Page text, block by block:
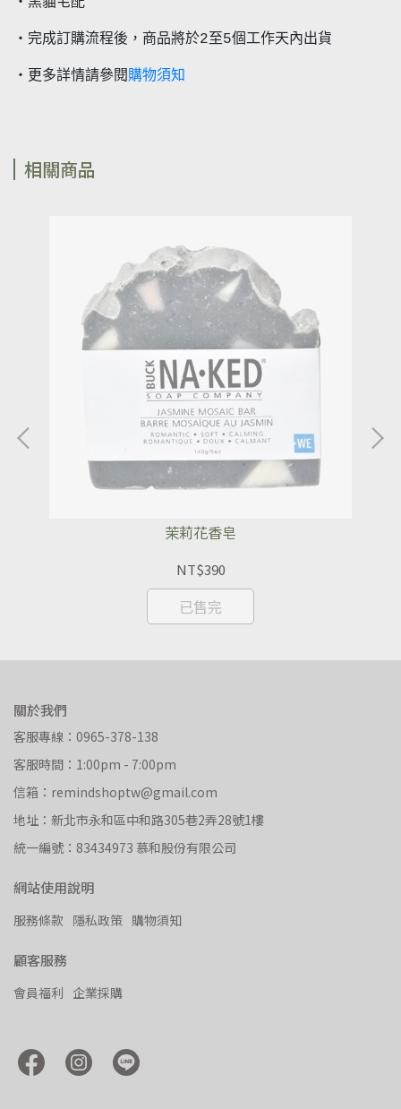
・完成訂購流程後，商品將於2至5個工作天內出貨
・更多詳情請參閱購物須知
相關商品
茉莉花香皂
NT$390
已售完
關於我們
客服專線：0965-378-138
客服時間：1:00pm - 7:00pm
信箱：remindshoptw@gmail.com
地址：新北市永和區中和路305巷2弄28號1樓
統一編號：83434973 慕和股份有限公司
網站使用說明
服務條款 隱私政策 購物須知
顧客服務
會員福利 企業採購